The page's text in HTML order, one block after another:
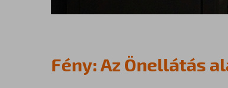
Fény: Az Önellátás